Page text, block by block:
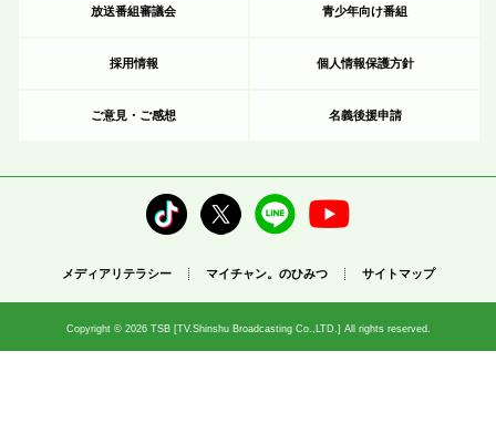
放送番組審議会 青少年向け番組
採用情報 個人情報保護方針
ご意見・ご感想 名義後援申請
メディアリテラシー マイチャン。のひみつ サイトマップ
Copyright © 2026 TSB [TV.Shinshu Broadcasting Co.,LTD.] All rights reserved.